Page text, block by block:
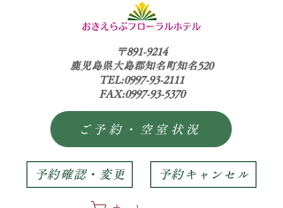
〒891-9214
鹿児島県大島郡知名町知名520
TEL:0997-93-2111
FAX:0997-93-5370
ご予約・空室状況
予約確認・変更 予約キャンセル